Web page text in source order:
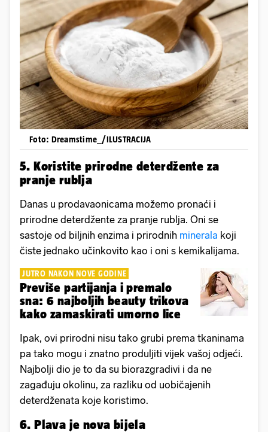
Foto: Dreamstime_/ILUSTRACIJA
5. Koristite prirodne deterdžente za
pranje rublja
Danas u prodavaonicama možemo pronaći i
prirodne deterdžente za pranje rublja. Oni se
sastoje od biljnih enzima i prirodnih minerala koji
čiste jednako učinkovito kao i oni s kemikalijama.
JUTRO NAKON NOVE GODINE
Previše partijanja i premalo
sna: 6 najboljih beauty trikova
kako zamaskirati umorno lice
Ipak, ovi prirodni nisu tako grubi prema tkaninama
pa tako mogu i znatno produljiti vijek vašoj odjeći.
Najbolji dio je to da su biorazgradivi i da ne
zagađuju okolinu, za razliku od uobičajenih
deterdženata koje koristimo.
6. Plava je nova bijela